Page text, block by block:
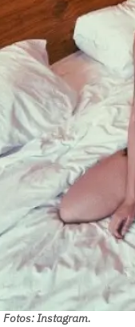
Fotos: Instagram.